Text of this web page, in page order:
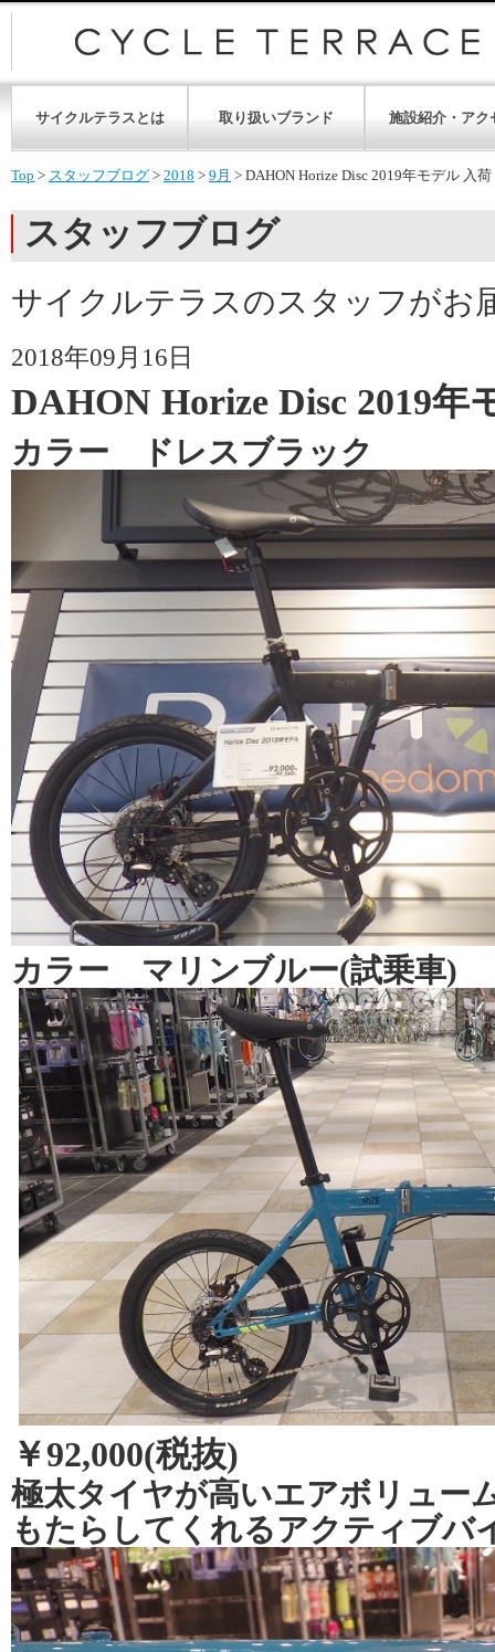
サイクルテラスとは 取り扱いブランド 施設紹介・アク
Top > スタッフブログ > 2018 > 9月 > DAHON Horize Disc 2019年モデル 入荷
スタッフブログ
サイクルテラスのスタッフがお
2018年09月16日
DAHON Horize Disc 2019年
カラー ドレスブラック
カラー マリンブルー(試乗車)
￥92,000(税抜)
極太タイヤが高いエアボリュー
もたらしてくれるアクティブバ